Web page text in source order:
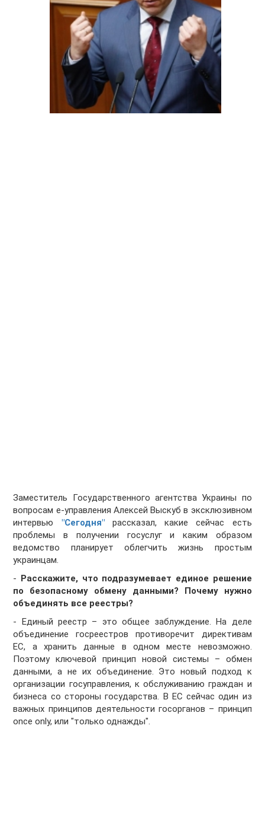
Заместитель Государственного агентства Украины по
вопросам е-управления Алексей Выскуб в эксклюзивном
интервью "Сегодня"рассказал, какие сейчас есть
проблемы в получении гос­услуг и каким образом
ведомство планирует облегчить жизнь простым
украинцам.
- Расскажите, что подразумевает единое решение
по безопасному обмену данными? Почему нужно
объединять все реестры?
- Единый реестр – это общее заблуждение. На деле
объединение госреестров противоречит директивам
ЕС, а хранить данные в одном месте невозможно.
Поэтому ключевой принцип новой системы – обмен
данными, а не их объединение. Это новый подход к
организации госуправления, к обслуживанию граждан и
бизнеса со стороны государства. В ЕС сейчас один из
важных принципов деятельности госорганов – принцип
once only, или "только однажды".